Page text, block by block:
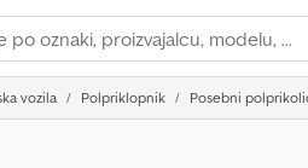
vozila Polpriklopnik Posebni